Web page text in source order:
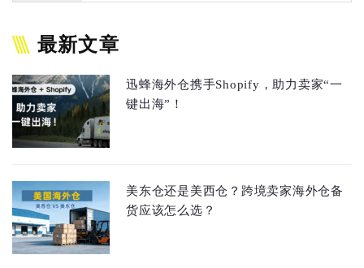
最新文章
迅蜂海外仓携手Shopify，助力卖家“一
键出海”！
美东仓还是美西仓？跨境卖家海外仓备
货应该怎么选？